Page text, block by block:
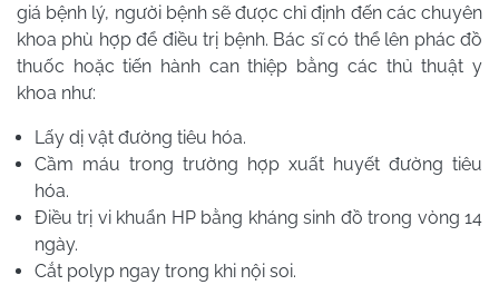
giá bệnh lý, người bệnh sẽ được chỉ định đến các chuyên
khoa phù hợp để điều trị bệnh. Bác sĩ có thể lên phác đồ
thuốc hoặc tiến hành can thiệp bằng các thủ thuật y
khoa như:
Lấy dị vật đường tiêu hóa.
Cầm máu trong trường hợp xuất huyết đường tiêu
hóa.
Điều trị vi khuẩn HP bằng kháng sinh đồ trong vòng 14
ngày.
Cắt polyp ngay trong khi nội soi.